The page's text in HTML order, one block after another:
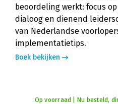
beoordeling werkt: focus
dialoog en dienend
van Nederlandse
implementatietips.
Boek bekijken
Op voorraad | Nu besteld,